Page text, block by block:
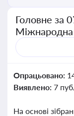
Головне за
Міжнародна
Опрацьовано:
Виявлено: 7
На основі